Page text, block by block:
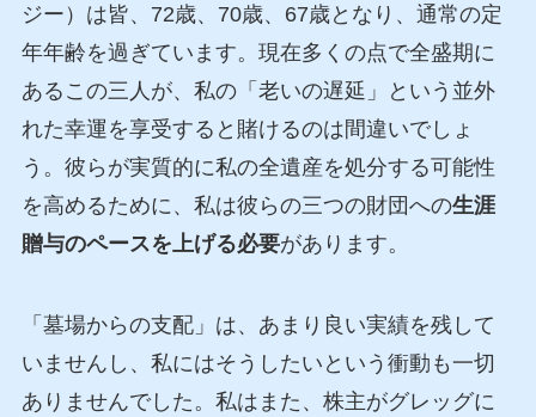
ジー）は皆、72歳、70歳、67歳となり、通常の定
年年齢を過ぎています。現在多くの点で全盛期に
あるこの三人が、私の「老いの遅延」という並外
れた幸運を享受すると賭けるのは間違いでしょ
う。彼らが実質的に私の全遺産を処分する可能性
を高めるために、私は彼らの三つの財団への生涯
贈与のペースを上げる必要があります。
「墓場からの支配」は、あまり良い実績を残して
いませんし、私にはそうしたいという衝動も一切
ありませんでした。私はまた、株主がグレッグに